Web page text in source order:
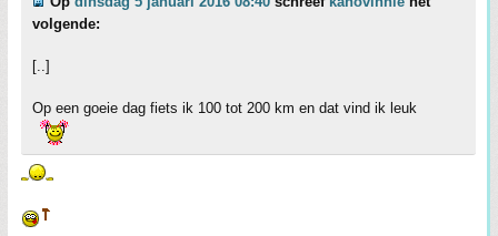
volgende:
[..]
Op een goeie dag fiets ik 100 tot 200 km en dat vind ik leuk